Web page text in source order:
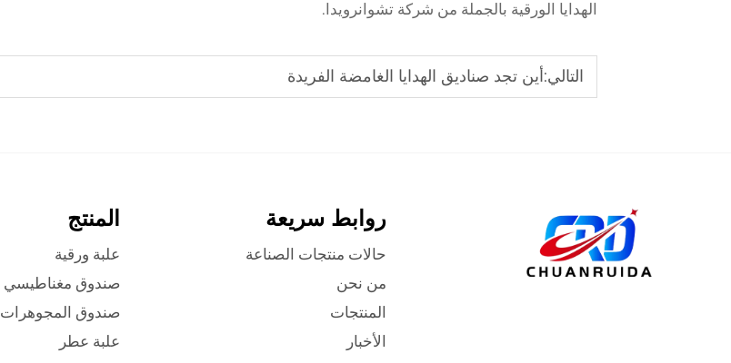
الهدايا الورقية بالجملة من شركة تشوانرويدا.
التالي:أين تجد صناديق الهدايا الغامضة الفريدة
روابط سريعة
حالات منتجات الصناعة
من نحن
المنتجات
الأخبار
المنتج
علبة ورقية
صندوق مغناطيسي
صندوق المجوهرات
علبة عطر